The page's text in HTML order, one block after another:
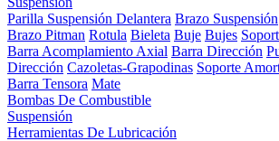
Parilla Suspensión Delantera Brazo Suspensión
Brazo Pitman Rotula Bieleta Buje Bujes
Barra Acomplamiento Axial Barra Dirección
Dirección Cazoletas-Grapodinas Soporte
Barra Tensora Mate
Bombas De Combustible
Suspensión
Herramientas De Lubricación